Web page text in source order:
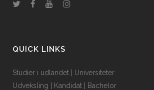
QUICK LINKS
Studier i udlandet
Universiteter
Udveksling
Kandidat
Bachelor